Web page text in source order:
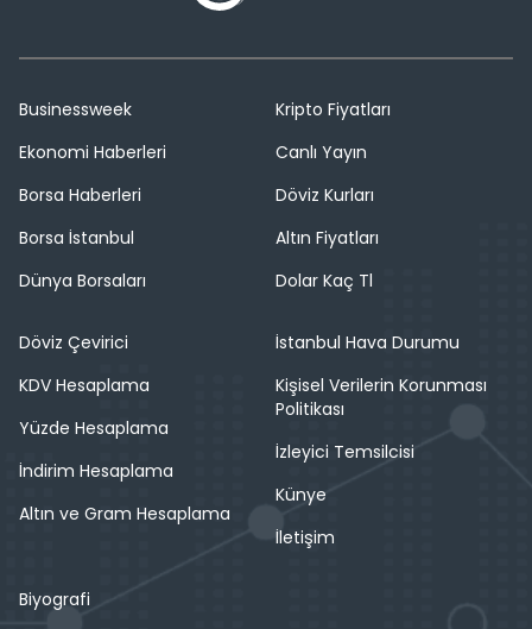
Businessweek
Ekonomi Haberleri
Borsa Haberleri
Borsa İstanbul
Dünya Borsaları
Kripto Fiyatları
Canlı Yayın
Döviz Kurları
Altın Fiyatları
Dolar Kaç Tl
Döviz Çevirici
KDV Hesaplama
Yüzde Hesaplama
İndirim Hesaplama
Altın ve Gram Hesaplama
İstanbul Hava Durumu
Kişisel Verilerin Korunması
Politikası
İzleyici Temsilcisi
Künye
İletişim
Biyografi